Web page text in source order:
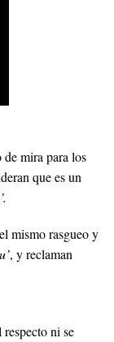
de mira para los
que es un
mismo rasgueo y
, y reclaman
ni se